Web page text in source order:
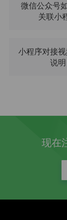
微信公众号
关联小
小程序对接
说明
现在